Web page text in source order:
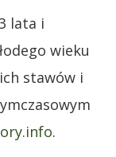
lata i
wieku
stawów i
.